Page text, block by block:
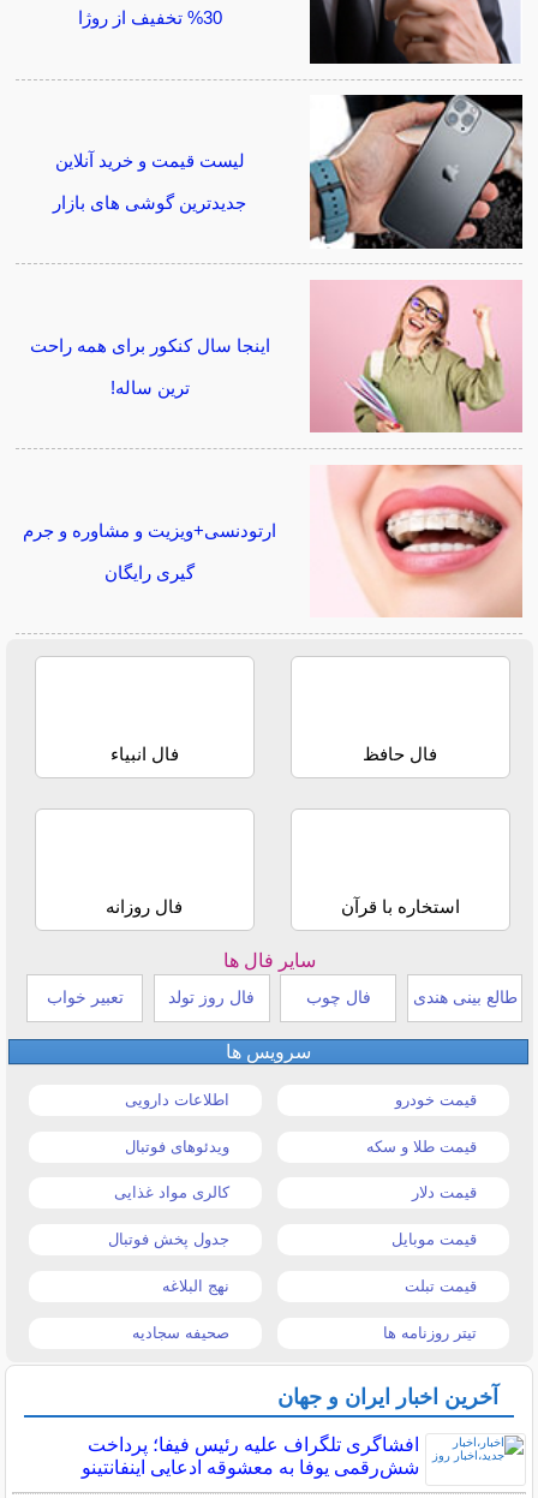
30% تخفیف از روژا
لیست قیمت و خرید آنلاین
جدیدترین گوشی های بازار
اینجا سال کنکور برای همه راحت
ترین ساله!
ارتودنسی+ویزیت و مشاوره و جرم
گیری رایگان
فال حافظ فال انبیاء
استخاره با قرآن فال روزانه
سایر فال ها
طالع بینی هندی فال چوب فال روز تولد تعبیر خواب
سرویس ها
قیمت خودرو اطلاعات دارویی
قیمت طلا و سکه ویدئوهای فوتبال
قیمت دلار کالری مواد غذایی
قیمت موبایل جدول پخش فوتبال
قیمت تبلت نهج البلاغه
تیتر روزنامه ها صحیفه سجادیه
آخرین اخبار ایران و جهان
افشاگری تلگراف علیه رئیس فیفا؛ پرداخت
شش‌رقمی یوفا به معشوقه ادعایی اینفانتینو